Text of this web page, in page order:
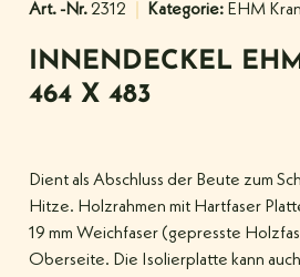
Art. -Nr.2312 Kategorie: EHM
INNENDECKEL
464 X 483
Dient als Abschluss der Beute zum
Hitze. Holzrahmen mit Hartfaser
19 mm Weichfaser (gepresste
Oberseite. Die Isolierplatte kann